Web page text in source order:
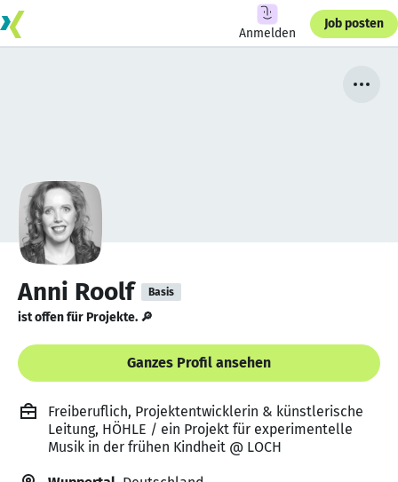
Anmelden
Job posten
Anni Roolf Basis
ist offen für Projekte. 🔎
Ganzes Profil ansehen
Freiberuflich, Projektentwicklerin & künstlerische
Leitung, HÖHLE / ein Projekt für experimentelle
Musik in der frühen Kindheit @ LOCH